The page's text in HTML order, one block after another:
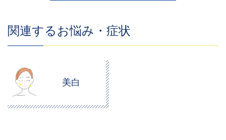
関連するお悩み・症状
美白